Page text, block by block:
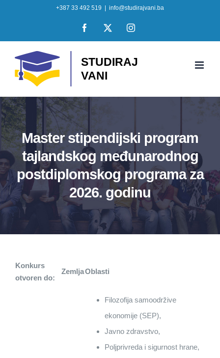
+387 33 492 519 info@studirajvani.ba
Facebook
X Instagram
Master stipendijski program
tajlandskog međunarodnog
postdiplomskog programa za
2026. godinu
Konkurs
otvoren do:
ZemljaOblasti
Filozofija samoodržive
ekonomije (SEP),
Javno zdravstvo,
Poljprivreda i sigurnost hrane,